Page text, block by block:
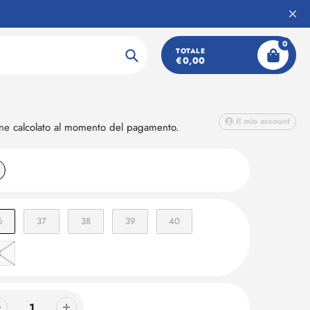
Ricerca
TOTALE
€0,00
0
Il mio account
calcolato al momento del pagamento.
37 38 39 40